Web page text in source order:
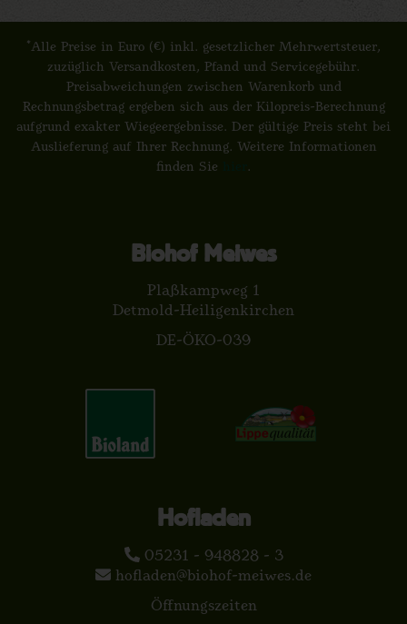
*Alle Preise in Euro (€) inkl. gesetzlicher Mehrwertsteuer,
zuzüglich Versandkosten, Pfand und Servicegebühr.
Preisabweichungen zwischen Warenkorb und
Rechnungsbetrag ergeben sich aus der Kilopreis-Berechnung
aufgrund exakter Wiegeergebnisse. Der gültige Preis steht bei
Auslieferung auf Ihrer Rechnung. Weitere Informationen
finden Sie
.
Biohof Meiwes
Plaßkampweg 1
Detmold-Heiligenkirchen
DE-ÖKO-039
Hofladen
05231 - 948828 - 3
hofladen@biohof-meiwes.de
Öffnungszeiten